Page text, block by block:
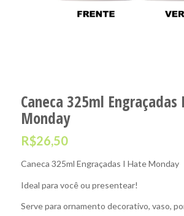
Caneca 325ml
Monday
R$26,50
Caneca 325ml Engraçadas I Hate Monday
Ideal para você ou presentear!
Serve para ornamento decorativo, vaso,